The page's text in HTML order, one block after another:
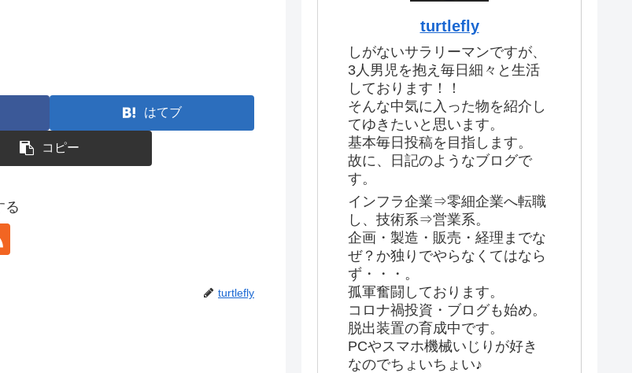
はてブ
コピー
る
turtlefly
turtlefly
しがないサラリーマンですが、
3人男児を抱え毎日細々と生活
しております！！
そんな中気に入った物を紹介し
てゆきたいと思います。
基本毎日投稿を目指します。
故に、日記のようなブログで
す。
インフラ企業⇒零細企業へ転職
し、技術系⇒営業系。
企画・製造・販売・経理までな
ぜ？か独りでやらなくてはなら
ず・・・。
孤軍奮闘しております。
コロナ禍投資・ブログも始め。
脱出装置の育成中です。
PCやスマホ機械いじりが好き
なのでちょいちょい♪